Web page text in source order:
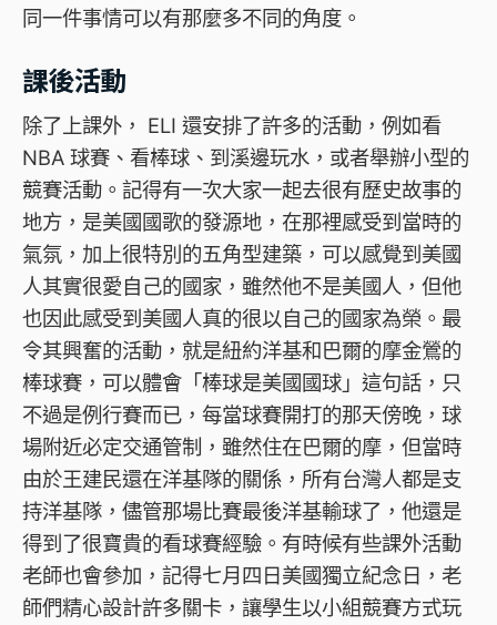
同一件事情可以有那麼多不同的角度。
課後活動
除了上課外， ELI 還安排了許多的活動，例如看
NBA 球賽、看棒球、到溪邊玩水，或者舉辦小型的
競賽活動。記得有一次大家一起去很有歷史故事的
地方，是美國國歌的發源地，在那裡感受到當時的
氣氛，加上很特別的五角型建築，可以感覺到美國
人其實很愛自己的國家，雖然他不是美國人，但他
也因此感受到美國人真的很以自己的國家為榮。最
令其興奮的活動，就是紐約洋基和巴爾的摩金鶯的
棒球賽，可以體會「棒球是美國國球」這句話，只
不過是例行賽而已，每當球賽開打的那天傍晚，球
場附近必定交通管制，雖然住在巴爾的摩，但當時
由於王建民還在洋基隊的關係，所有台灣人都是支
持洋基隊，儘管那場比賽最後洋基輸球了，他還是
得到了很寶貴的看球賽經驗。有時候有些課外活動
老師也會參加，記得七月四日美國獨立紀念日，老
師們精心設計許多關卡，讓學生以小組競賽方式玩